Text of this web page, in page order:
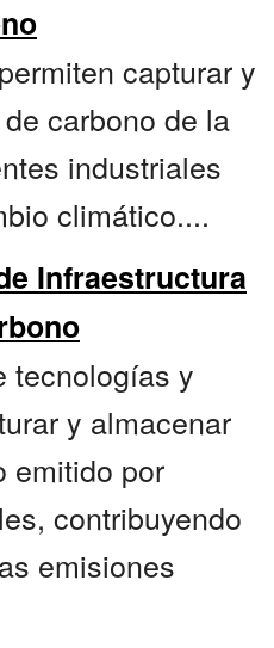
capturar y
carbono de la
industriales
climático....
Infraestructura
tecnologías y
y almacenar
emitido por
contribuyendo
emisiones